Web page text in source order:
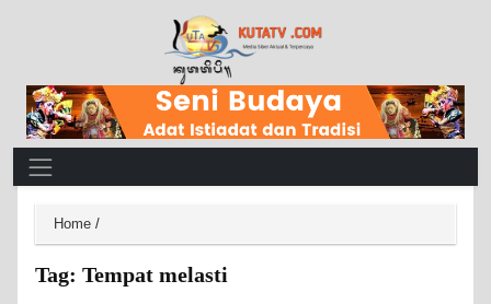
Main Navigation
Home /
Tag: Tempat melasti